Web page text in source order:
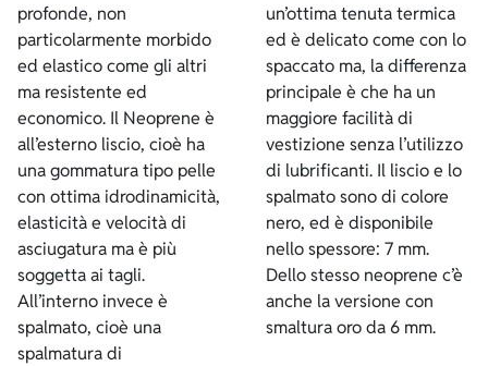
profonde, non
particolarmente morbido
ed elastico come gli altri
ma resistente ed
economico. Il Neoprene è
all’esterno liscio, cioè ha
una gommatura tipo pelle
con ottima idrodinamicità,
elasticità e velocità di
asciugatura ma è più
soggetta ai tagli.
All’interno invece è
spalmato, cioè una
spalmatura di
un’ottima tenuta termica
ed è delicato come con lo
spaccato ma, la differenza
principale è che ha un
maggiore facilità di
vestizione senza l’utilizzo
di lubrificanti. Il liscio e lo
spalmato sono di colore
nero, ed è disponibile
nello spessore: 7 mm.
Dello stesso neoprene c’è
anche la versione con
smaltura oro da 6 mm.